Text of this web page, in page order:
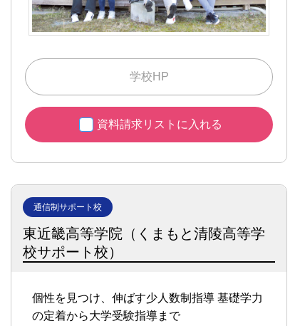
学校HP
資料請求リストに入れる
通信制サポート校
東近畿高等学院（くまもと清陵高等学
校サポート校）
個性を見つけ、伸ばす少人数制指導 基礎学力
の定着から大学受験指導まで